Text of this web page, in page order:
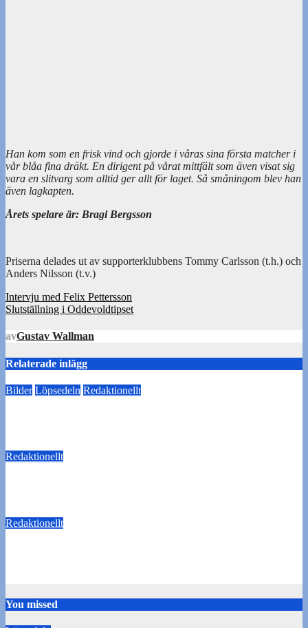
Han kom som en frisk vind och gjorde i våras sina första matcher i
vår blåa fina dräkt. En dirigent på vårat mittfält som även visat sig
vara en slitvarg som alltid ger allt för laget. Så småningom blev han
även lagkapten.
Årets spelare är: Bragi Bergsson
Priserna delades ut av supporterklubbens Tommy Carlsson (t.h.) och
Anders Nilsson (t.v.)
Inläggsnavigering
Intervju med Felix Pettersson
Slutställning i Oddevoldtipset
avGustav Wallman
Relaterade inlägg
Bilder Löpsedeln Redaktionellt
Redaktionellt
Redaktionellt
You missed